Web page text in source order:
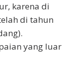
karena di
di tahun
yang luar